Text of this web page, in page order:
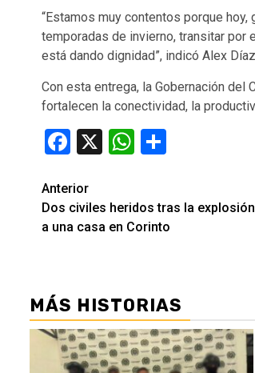
“Estamos muy contentos porque
temporadas de invierno, transitar por
está dando dignidad”, indicó Alex
Con esta entrega, la Gobernación
fortalecen la conectividad, la
Facebook
X WhatsApp
Seguir
leyendo
Anterior
Dos civiles heridos tras la
a una casa en Corinto
MÁS HISTORIAS